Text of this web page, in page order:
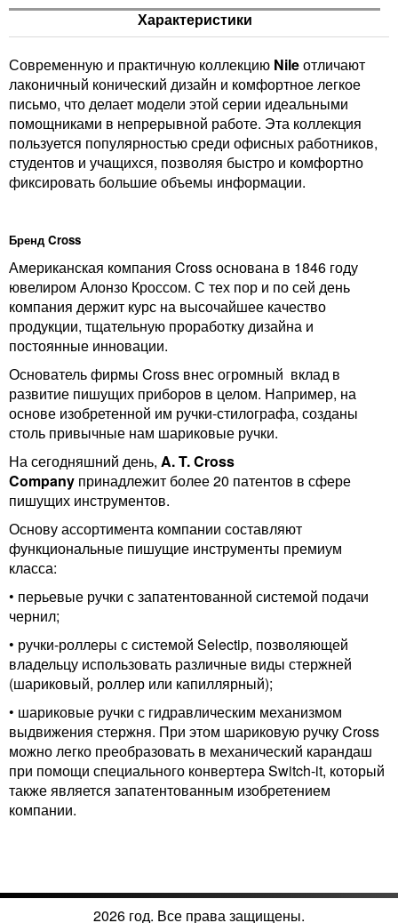
Характеристики
Современную и практичную коллекцию Nileотличают
лаконичный конический дизайн и комфортное легкое
письмо, что делает модели этой серии идеальными
помощниками в непрерывной работе. Эта коллекция
пользуется популярностью среди офисных работников,
студентов и учащихся, позволяя быстро и комфортно
фиксировать большие объемы информации.
Бренд Cross
Американская компания Cross основана в 1846 году
ювелиром Алонзо Кроссом. С тех пор и по сей день
компания держит курс на высочайшее качество
продукции, тщательную проработку дизайна и
постоянные инновации.
Основатель фирмы Cross внес огромный вклад в
развитие пишущих приборов в целом. Например, на
основе изобретенной им ручки-стилографа, созданы
столь привычные нам шариковые ручки.
На сегодняшний день, A. T. Cross
Company принадлежит более 20 патентов в сфере
пишущих инструментов.
Основу ассортимента компании составляют
функциональные пишущие инструменты премиум
класса:
• перьевые ручки с запатентованной системой подачи
чернил;
• ручки-роллеры с системой Selectip, позволяющей
владельцу использовать различные виды стержней
(шариковый, роллер или капиллярный);
• шариковые ручки с гидравлическим механизмом
выдвижения стержня. При этом шариковую ручку Cross
можно легко преобразовать в механический карандаш
при помощи специального конвертера Switch-it, который
также является запатентованным изобретением
компании.
2026 год. Все права защищены.